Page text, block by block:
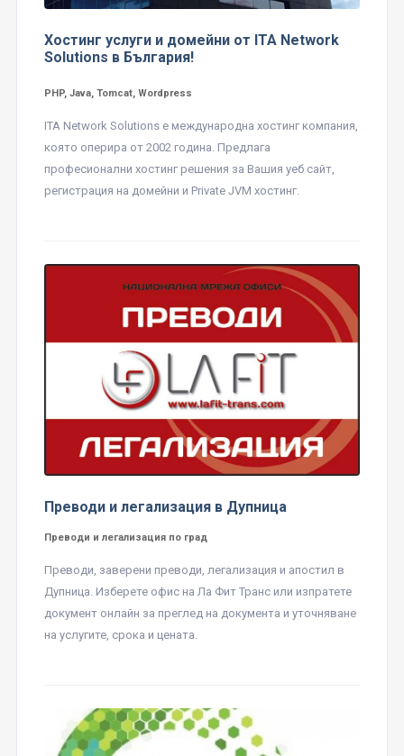
Хостинг услуги и домейни от ITA Network
Solutions в България!
PHP, Java, Tomcat, Wordpress
ITA Network Solutions е международна хостинг компания,
която оперира от 2002 година. Предлага
професионални хостинг решения за Вашия уеб сайт,
регистрация на домейни и Private JVM хостинг.
Преводи и легализация в Дупница
Преводи и легализация по град
Преводи, заверени преводи, легализация и апостил в
Дупница. Изберете офис на Ла Фит Транс или изпратете
документ онлайн за преглед на документа и уточняване
на услугите, срока и цената.